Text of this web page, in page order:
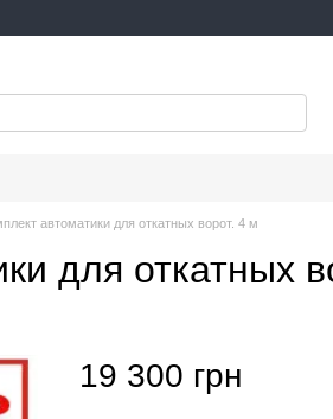
автоматики для откатных ворот. 4 м
для откатных
19 300 грн